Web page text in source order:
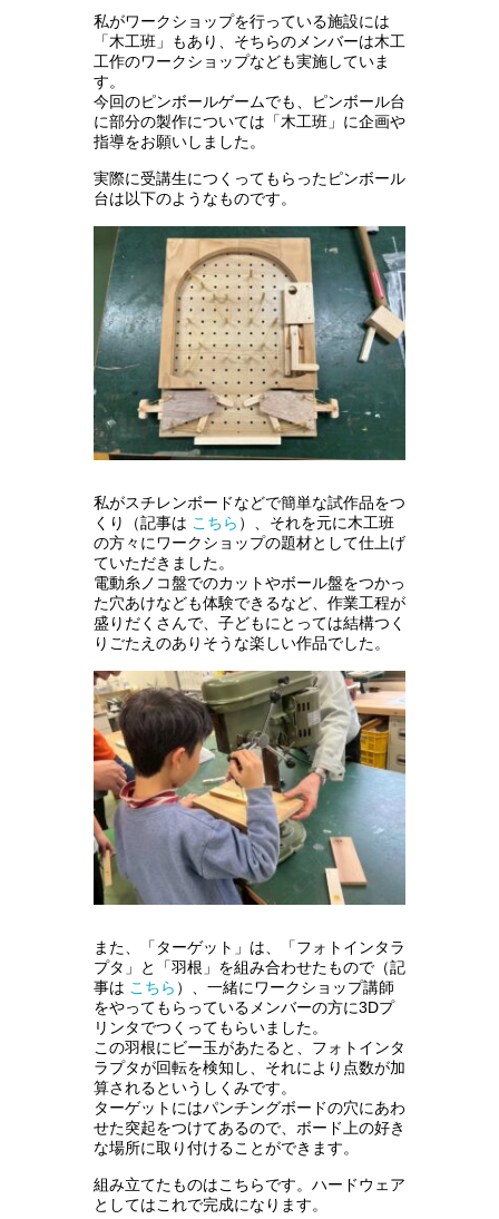
私がワークショップを行っている施設には
「木工班」もあり、そちらのメンバーは木工
工作のワークショップなども実施していま
す。
今回のピンボールゲームでも、ピンボール台
に部分の製作については「木工班」に企画や
指導をお願いしました。
実際に受講生につくってもらったピンボール
台は以下のようなものです。
私がスチレンボードなどで簡単な試作品をつ
くり（記事は こちら ）、それを元に木工班
の方々にワークショップの題材として仕上げ
ていただきました。
電動糸ノコ盤でのカットやボール盤をつかっ
た穴あけなども体験できるなど、作業工程が
盛りだくさんで、子どもにとっては結構つく
りごたえのありそうな楽しい作品でした。
また、「ターゲット」は、「フォトインタラ
プタ」と「羽根」を組み合わせたもので（記
事は こちら ）、一緒にワークショップ講師
をやってもらっているメンバーの方に3Dプ
リンタでつくってもらいました。
この羽根にビー玉があたると、フォトインタ
ラプタが回転を検知し、それにより点数が加
算されるというしくみです。
ターゲットにはパンチングボードの穴にあわ
せた突起をつけてあるので、ボード上の好き
な場所に取り付けることができます。
組み立てたものはこちらです。ハードウェア
としてはこれで完成になります。